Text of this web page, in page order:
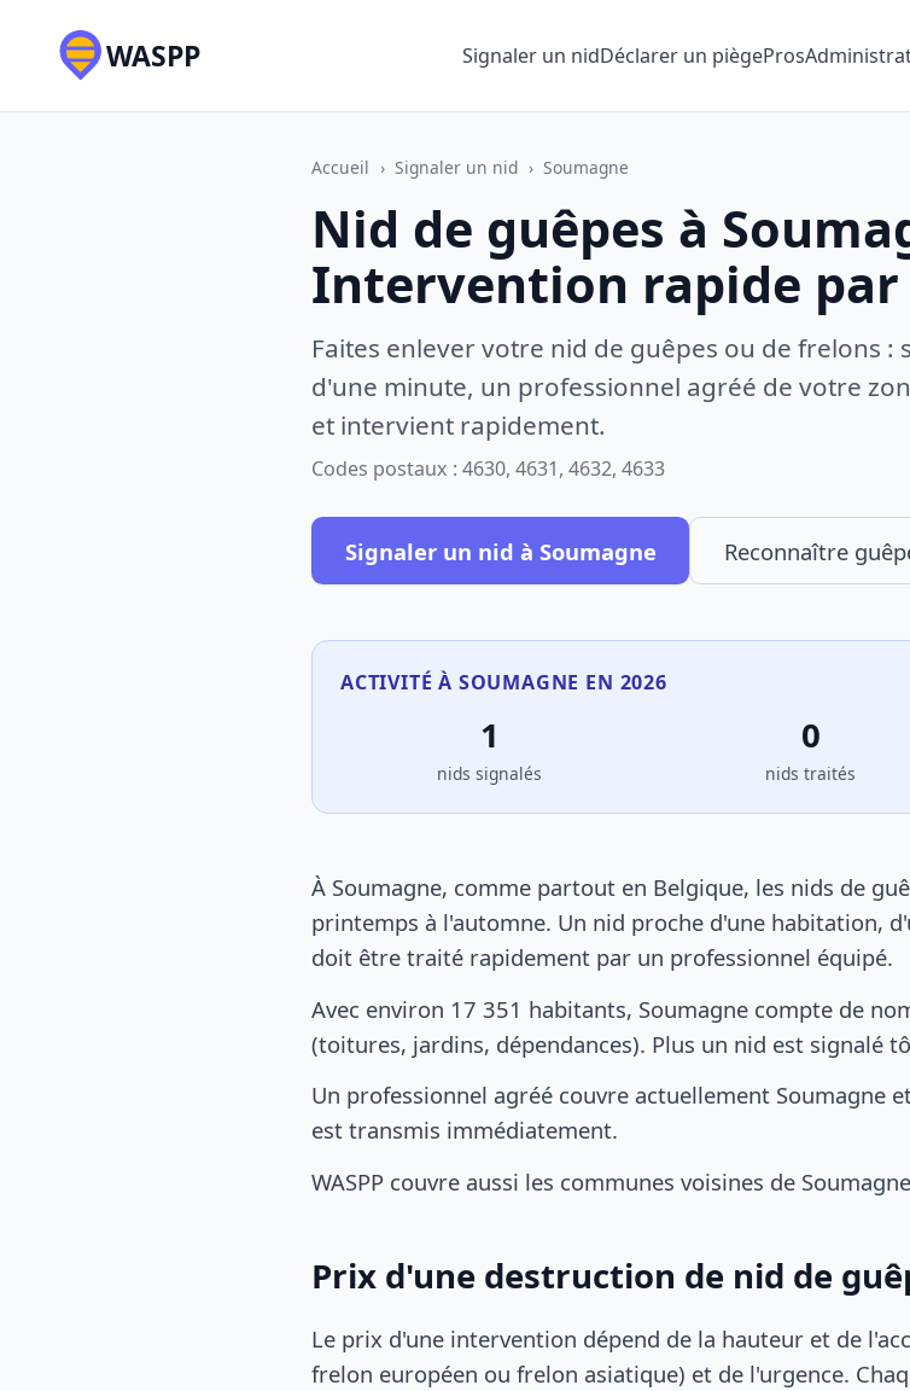
WASPP Signaler un nidDéclarer un piègePros
Accueil › Signaler un nid › Soumagne
Nid de guêpes à
Intervention rapide par
Faites enlever votre nid de guêpes ou de frelons
d'une minute, un professionnel agréé de votre
et intervient rapidement.
Codes postaux : 4630, 4631, 4632, 4633
Signaler un nid à Soumagne Reconnaître
ACTIVITÉ À SOUMAGNE EN 2026
1
nids signalés
0
nids traités
À Soumagne, comme partout en Belgique, les nids de
printemps à l'automne. Un nid proche d'une habitation,
doit être traité rapidement par un professionnel équipé.
Avec environ 17 351 habitants, Soumagne compte de
(toitures, jardins, dépendances). Plus un nid est signalé
Un professionnel agréé couvre actuellement Soumagne
est transmis immédiatement.
WASPP couvre aussi les communes voisines de
Prix d'une destruction de nid de
Le prix d'une intervention dépend de la hauteur et de
frelon européen ou frelon asiatique) et de l'urgence.